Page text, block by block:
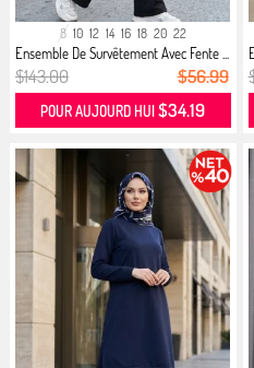
8 10 12 14 16 18 20 22
Ensemble De Survêtement Avec Fente ...
$143.00 $56.99
POUR AUJOURD HUI$34.19